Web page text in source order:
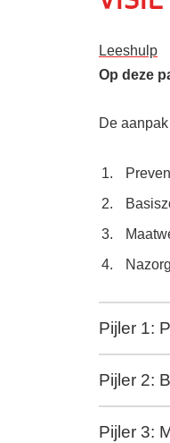
Leeshulp
Op deze
De
Nazorg
Pijler 1:
Pijler 2:
Pijler 3: